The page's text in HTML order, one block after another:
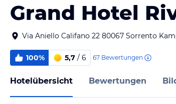
Grand Hotel
Via Aniello Califano 22 80067 Sorrento
100% 5,7 / 6 67 Bewertungen
Hotelübersicht Bewertungen